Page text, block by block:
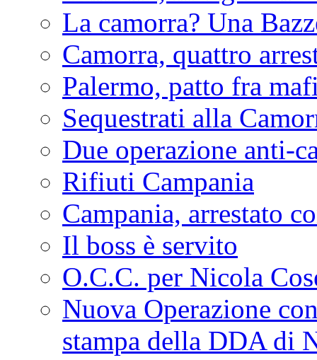
La camorra? Una
Camorra, quattro
Palermo, patto fra
Sequestrati alla
Due operazione anti-
Rifiuti Campania
Campania, arrestato
Il boss è servito
O.C.C. per Nicola
Nuova Operazione
stampa della DDA di